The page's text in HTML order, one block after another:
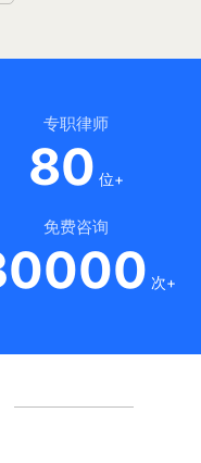
专职律师
80 位+
免费咨询
次+